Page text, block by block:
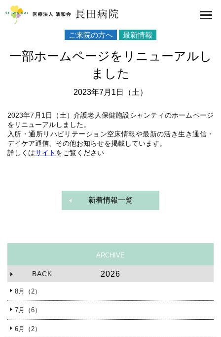
ご来院の方へ 最新情報
一部ホームページをリニューアルし
ました
2023年7月1日（土）
2023年7月1日（土）介護老人保健施設シャンティのホームページ
をリニューアルしました。
入所・通所リハビリテーション空床情報や最新の活き生き通信・
デイケア通信、その他お知らせを掲載しています。
詳しくはサイト をご覧ください
新着情報一覧
ARCHIVE
BACK 2026
8月（2）
7月（6）
6月（2）